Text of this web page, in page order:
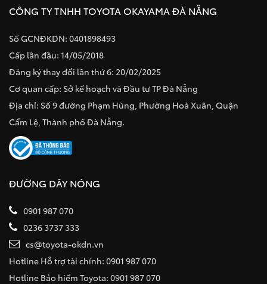
CÔNG TY TNHH TOYOTA OKAYAMA ĐÀ NẴNG
Số GCNĐKDN: 0401898493
Cấp lần đầu: 14/05/2018
Đăng ký thay đổi lần thứ 6: 20/02/2025
Cơ quan cấp: Sở kế hoạch và Đầu tư TP Đà Nẵng
Địa chỉ: Số 9 đường Phạm Hùng, Phường Hoà Xuân, Quận
Cẩm Lệ, Thành phố Đà Nẵng.
ĐƯỜNG DÂY NÓNG
0901 987 070
0236 3737 333
cs@toyota-okdn.vn
Hotline Hỗ trợ tài chính: 0901 987 070
Hotline Bảo hiểm Toyota: 0901 987 070